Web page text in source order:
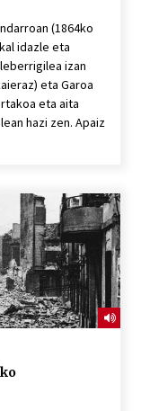
(1864ko
idazle eta
izan
eta Garoa
eta aita
hazi zen. Apaiz